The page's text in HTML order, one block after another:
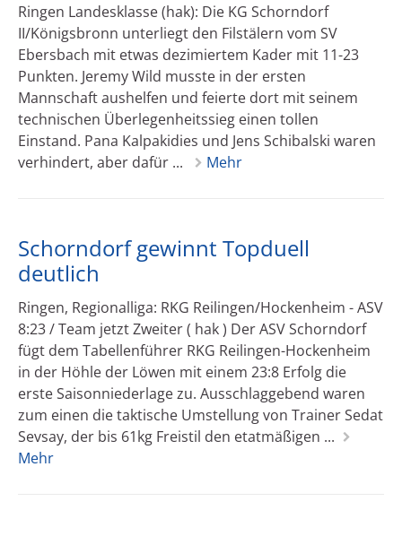
Ringen Landesklasse (hak): Die KG Schorndorf
II/Königsbronn unterliegt den Filstälern vom SV
Ebersbach mit etwas dezimiertem Kader mit 11-23
Punkten. Jeremy Wild musste in der ersten
Mannschaft aushelfen und feierte dort mit seinem
technischen Überlegenheitssieg einen tollen
Einstand. Pana Kalpakidies und Jens Schibalski waren
verhindert, aber dafür ...
Mehr
Schorndorf gewinnt Topduell
deutlich
Ringen, Regionalliga: RKG Reilingen/Hockenheim - ASV
8:23 / Team jetzt Zweiter ( hak ) Der ASV Schorndorf
fügt dem Tabellenführer RKG Reilingen-Hockenheim
in der Höhle der Löwen mit einem 23:8 Erfolg die
erste Saisonniederlage zu. Ausschlaggebend waren
zum einen die taktische Umstellung von Trainer Sedat
Sevsay, der bis 61kg Freistil den etatmäßigen ...
Mehr